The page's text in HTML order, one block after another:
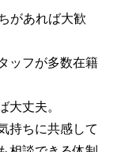
があれば大歓
ッフが多数在籍
大丈夫。
持ちに共感して